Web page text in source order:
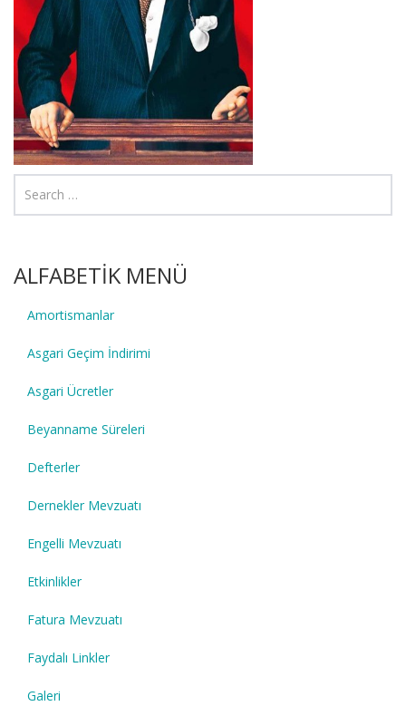
ALFABETİK MENÜ
Amortismanlar
Asgari Geçim İndirimi
Asgari Ücretler
Beyanname Süreleri
Defterler
Dernekler Mevzuatı
Engelli Mevzuatı
Etkinlikler
Fatura Mevzuatı
Faydalı Linkler
Galeri